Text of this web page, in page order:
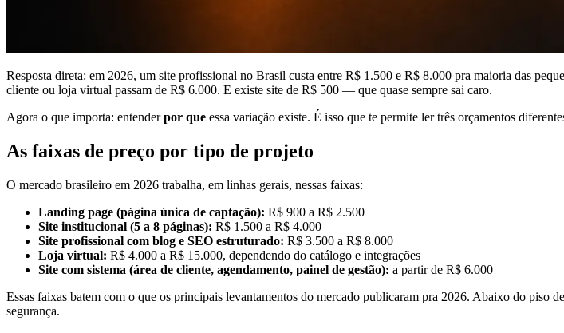
Resposta direta: em 2026, um site profissional no Brasil custa entre R$ 1.500 e R$ 8.000 pra maioria das
cliente ou loja virtual passam de R$ 6.000. E existe site de R$ 500 — que quase sempre sai caro.
Agora o que importa: entenderpor que essa variação existe. É isso que te permite ler três orçamentos
As faixas de preço por tipo de projeto
O mercado brasileiro em 2026 trabalha, em linhas gerais, nessas faixas:
Landing page (página única de captação): R$ 900 a R$ 2.500
Site institucional (5 a 8 páginas): R$ 1.500 a R$ 4.000
Site profissional com blog e SEO estruturado: R$ 3.500 a R$ 8.000
Loja virtual: R$ 4.000 a R$ 15.000, dependendo do catálogo e integrações
Site com sistema (área de cliente, agendamento, painel de gestão): a partir de R$ 6.000
Essas faixas batem com o que os principais levantamentos do mercado publicaram pra 2026. Abaixo do
segurança.